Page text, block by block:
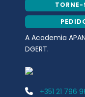
TORNE-
A Academia
DGERT.
+351 21 796